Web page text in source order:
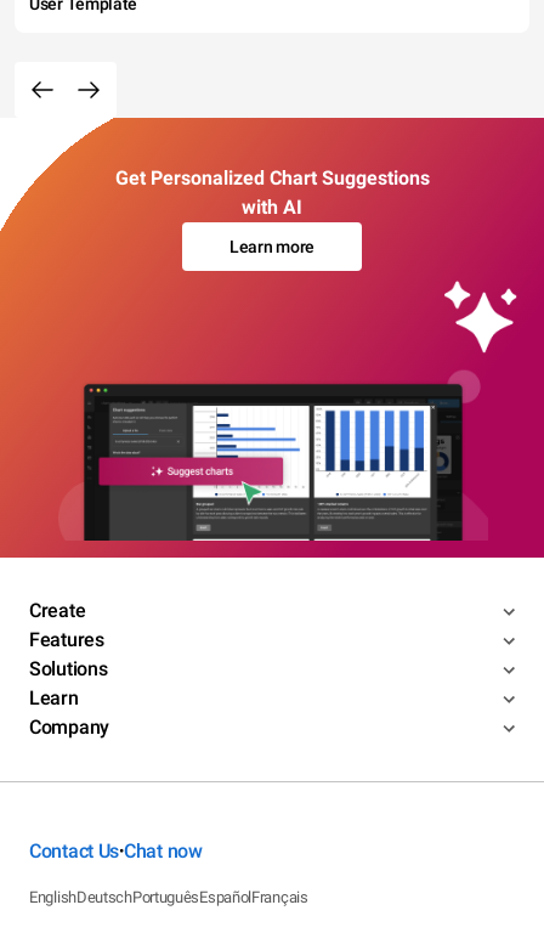
User Template
Get Personalized Chart Suggestions
with AI
Learn more
Create
Features
Solutions
Learn
Company
Contact Us•Chat now
EnglishDeutschPortuguêsEspañolFrançais